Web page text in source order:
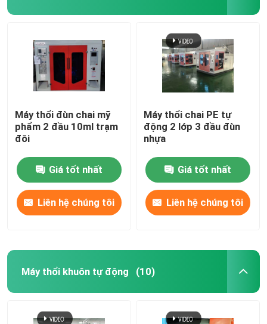
Máy thổi đùn chai mỹ
phẩm 2 đầu 10ml trạm
đôi
Giá tốt nhất
Liên hệ chúng tôi
Máy thổi chai PE tự
động 2 lớp 3 đầu đùn
nhựa
Giá tốt nhất
Liên hệ chúng tôi
Máy thổi khuôn tự động (10)